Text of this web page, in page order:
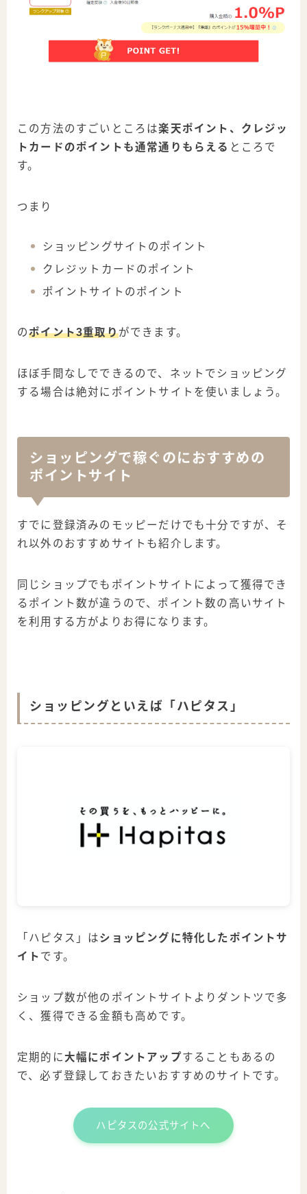
この方法のすごいところは楽天ポイント、クレジッ
トカードのポイントも通常通りもらえる ところで
す。
つまり
ショッピングサイトのポイント
クレジットカードのポイント
ポイントサイトのポイント
のポイント3重取りができます。
ほぼ手間なしでできるので、ネットでショッピング
する場合は絶対にポイントサイトを使いましょう。
ショッピングで稼ぐのにおすすめの
ポイントサイト
すでに登録済みのモッピーだけでも十分ですが、そ
れ以外のおすすめサイトも紹介します。
同じショップでもポイントサイトによって獲得でき
るポイント数が違うので、ポイント数の高いサイト
を利用する方がよりお得になります。
ショッピングといえば「ハピタス」
「ハピタス」はショッピングに特化したポイントサ
イト です。
ショップ数が他のポイントサイトよりダントツで多
く、獲得できる金額も高めです。
定期的に大幅にポイントアップすることもあるの
で、必ず登録しておきたいおすすめのサイトです。
ハピタスの公式サイトへ